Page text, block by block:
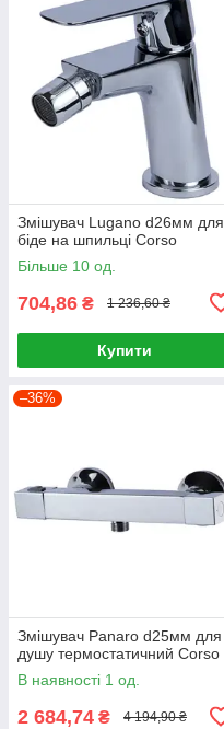
Змішувач Lugano d26мм для
біде на шпильці Corso
Більше 10 од.
704,86 ₴ 1 236,60 ₴
Купити
–36%
Змішувач Panaro d25мм для
душу термостатичний Corso
В наявності 1 од.
2 684,74 ₴ 4 194,90 ₴